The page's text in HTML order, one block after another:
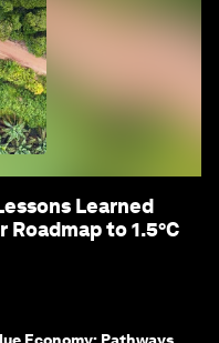
Learned
to 1.5°C